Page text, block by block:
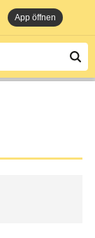
App öffnen